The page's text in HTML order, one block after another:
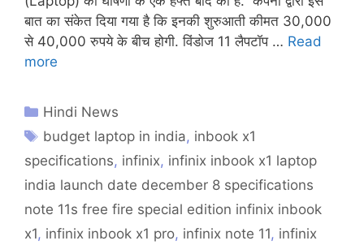
बात का संकेत दिया गया है कि इनकी शुरुआती कीमत 30,000
से 40,000 रुपये के बीच होगी. विंडोज 11 लैपटॉप … Read
more
Hindi News
budget laptop in india, inbook x1
specifications, infinix, infinix inbook x1 laptop
india launch date december 8 specifications
note 11s free fire special edition infinix inbook
x1, infinix inbook x1 pro, infinix note 11, infinix